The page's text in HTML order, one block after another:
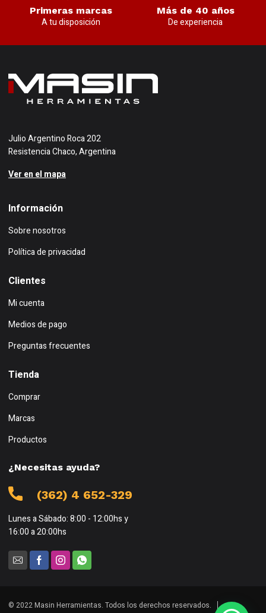
Primeras marcas
A tu disposición
Más de 40 años
De experiencia
Julio Argentino Roca 202
Resistencia Chaco, Argentina
Ver en el mapa
Información
Sobre nosotros
Política de privacidad
Clientes
Mi cuenta
Medios de pago
Preguntas frecuentes
Tienda
Comprar
Marcas
Productos
¿Necesitas ayuda?
(362) 4 652-329
Lunes a Sábado: 8:00 - 12:00hs y
16:00 a 20:00hs
© 2022 Masin Herramientas. Todos los derechos reservados.